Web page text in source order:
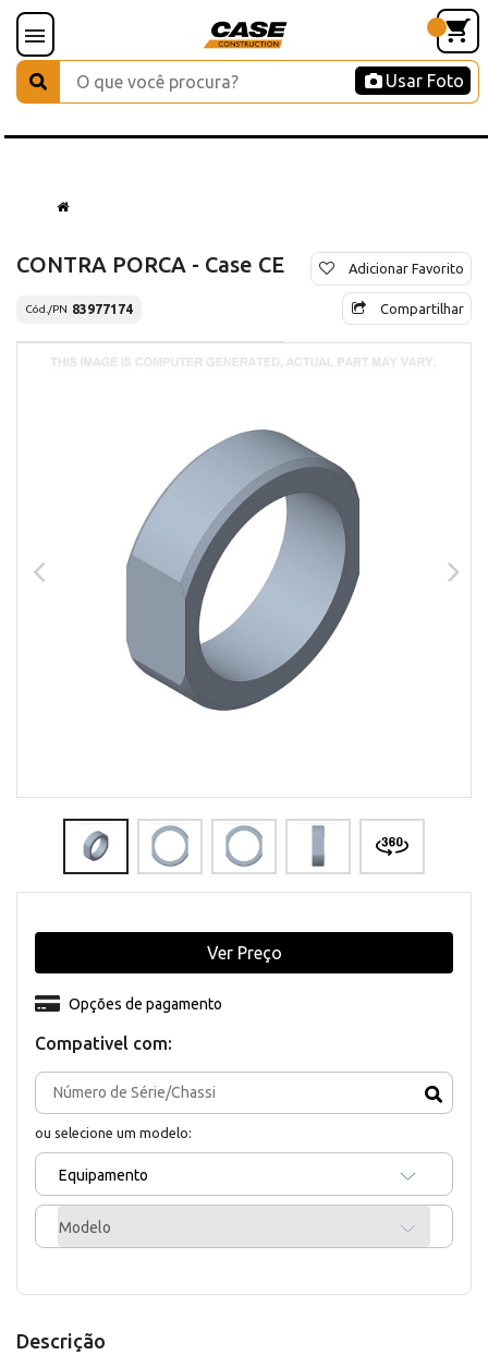
Usar Foto
CONTRA PORCA - Case CE
Cód./PN 83977174
Adicionar Favorito
Compartilhar
Compativel com:
ou selecione um modelo:
Equipamento
Modelo
Opções de pagamento
Ver Preço
Descrição